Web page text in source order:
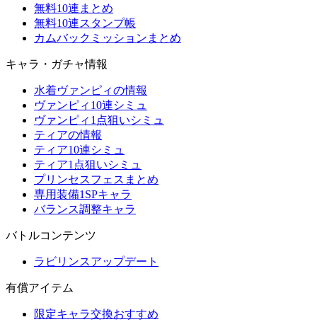
無料10連まとめ
無料10連スタンプ帳
カムバックミッションまとめ
キャラ・ガチャ情報
水着ヴァンピィの情報
ヴァンピィ10連シミュ
ヴァンピィ1点狙いシミュ
ティアの情報
ティア10連シミュ
ティア1点狙いシミュ
プリンセスフェスまとめ
専用装備1SPキャラ
バランス調整キャラ
バトルコンテンツ
ラビリンスアップデート
有償アイテム
限定キャラ交換おすすめ